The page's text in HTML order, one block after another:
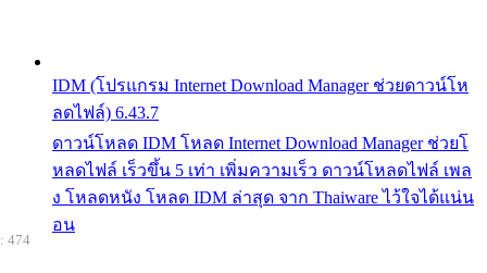
IDM (โปรแกรม Internet Download Manager ช่วยดาวน์โห
ลดไฟล์) 6.43.7
ดาวน์โหลด IDM โหลด Internet Download Manager ช่วยโ
หลดไฟล์ เร็วขึ้น 5 เท่า เพิ่มความเร็ว ดาวน์โหลดไฟล์ เพล
ง โหลดหนัง โหลด IDM ล่าสุด จาก Thaiware ไว้ใจได้แน่น
อน
474